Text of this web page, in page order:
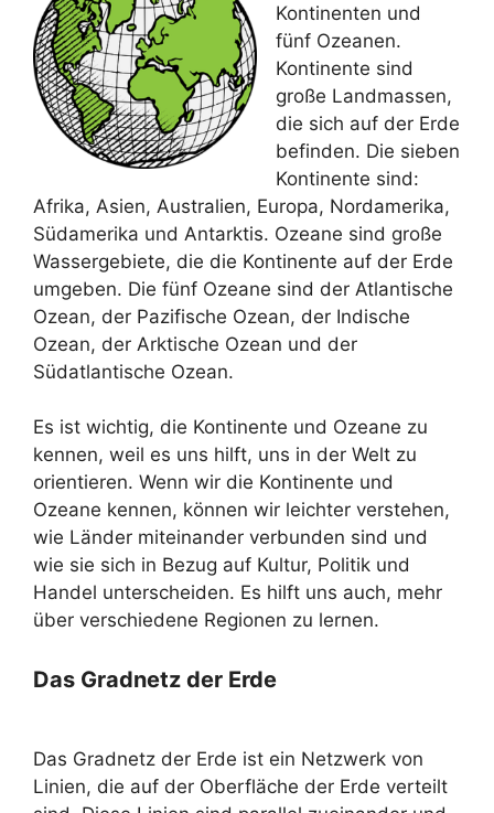
Kontinenten und
fünf Ozeanen.
Kontinente sind
große Landmassen,
die sich auf der Erde
befinden. Die sieben
Kontinente sind:
Afrika, Asien, Australien, Europa, Nordamerika,
Südamerika und Antarktis. Ozeane sind große
Wassergebiete, die die Kontinente auf der Erde
umgeben. Die fünf Ozeane sind der Atlantische
Ozean, der Pazifische Ozean, der Indische
Ozean, der Arktische Ozean und der
Südatlantische Ozean.
Es ist wichtig, die Kontinente und Ozeane zu
kennen, weil es uns hilft, uns in der Welt zu
orientieren. Wenn wir die Kontinente und
Ozeane kennen, können wir leichter verstehen,
wie Länder miteinander verbunden sind und
wie sie sich in Bezug auf Kultur, Politik und
Handel unterscheiden. Es hilft uns auch, mehr
über verschiedene Regionen zu lernen.
Das Gradnetz der Erde
Das Gradnetz der Erde ist ein Netzwerk von
Linien, die auf der Oberfläche der Erde verteilt